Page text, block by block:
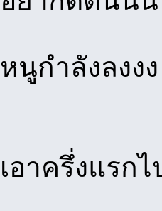
หนูกำลังลงงง
เอาครึ่งแร